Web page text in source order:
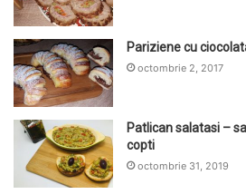
Pariziene cu
octombrie 2, 2017
Patlican salatasi –
copti
octombrie 31, 2019